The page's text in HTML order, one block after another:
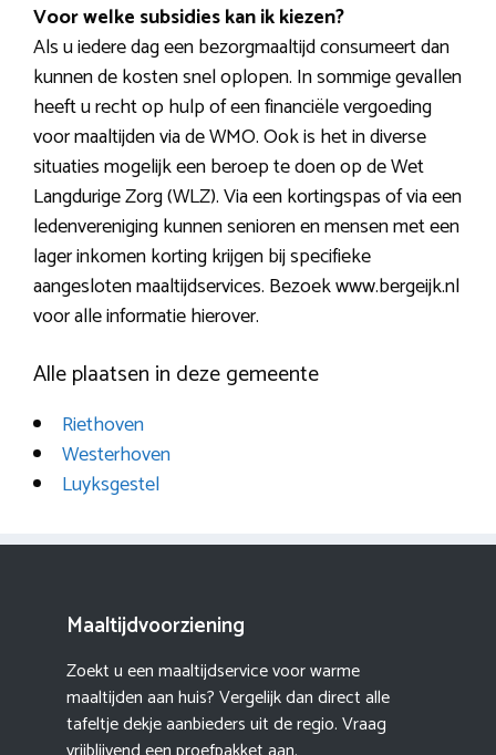
Voor welke subsidies kan ik kiezen?
Als u iedere dag een bezorgmaaltijd consumeert dan
kunnen de kosten snel oplopen. In sommige gevallen
heeft u recht op hulp of een financiële vergoeding
voor maaltijden via de WMO. Ook is het in diverse
situaties mogelijk een beroep te doen op de Wet
Langdurige Zorg (WLZ). Via een kortingspas of via een
ledenvereniging kunnen senioren en mensen met een
lager inkomen korting krijgen bij specifieke
aangesloten maaltijdservices. Bezoek www.bergeijk.nl
voor alle informatie hierover.
Alle plaatsen in deze gemeente
Riethoven
Westerhoven
Luyksgestel
Maaltijdvoorziening
Zoekt u een maaltijdservice voor warme
maaltijden aan huis? Vergelijk dan direct alle
tafeltje dekje aanbieders uit de regio. Vraag